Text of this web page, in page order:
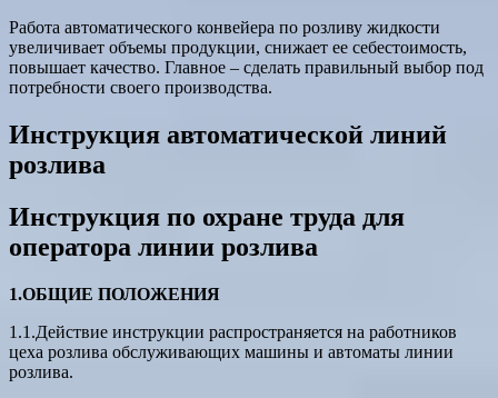
Работа автоматического конвейера по розливу жидкости
увеличивает объемы продукции, снижает ее себестоимость,
повышает качество. Главное – сделать правильный выбор под
потребности своего производства.
Инструкция автоматической линий
розлива
Инструкция по охране труда для
оператора линии розлива
1.ОБЩИЕ ПОЛОЖЕНИЯ
1.1.Действие инструкции распространяется на работников
цеха розлива обслуживающих машины и автоматы линии
розлива.